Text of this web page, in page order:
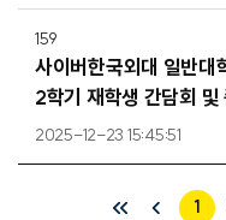
159
사이버한국외대 일반
2학기 재학생 간담회 및
2025-12-23 15:45:51
1